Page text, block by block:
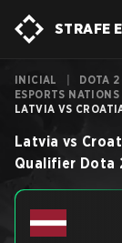
STRAFE
INICIAL DOTA 2
ESPORTS
LATVIA VS
Latvia vs
Qualifier Dota